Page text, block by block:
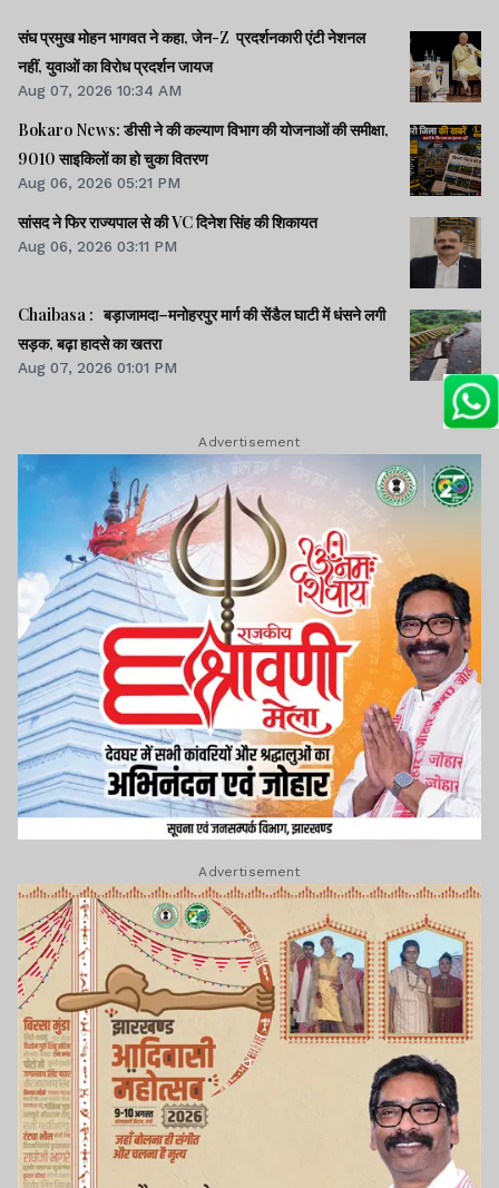
संघ प्रमुख मोहन भागवत ने कहा, जेन-Z प्रदर्शनकारी एंटी नेशनल
नहीं, युवाओं का विरोध प्रदर्शन जायज
Aug 07, 2026 10:34 AM
Bokaro News: डीसी ने की कल्याण विभाग की योजनाओं की समीक्षा,
9010 साइकिलों का हो चुका वितरण
Aug 06, 2026 05:21 PM
सांसद ने फिर राज्यपाल से की VC दिनेश सिंह की शिकायत
Aug 06, 2026 03:11 PM
Chaibasa : बड़ाजामदा–मनोहरपुर मार्ग की सेंडैल घाटी में धंसने लगी
सड़क, बढ़ा हादसे का खतरा
Aug 07, 2026 01:01 PM
Advertisement
Advertisement